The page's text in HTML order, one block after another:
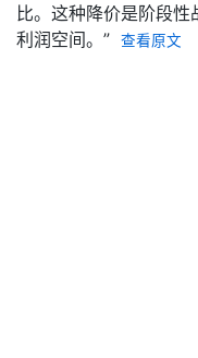
比。这种降价是阶段
利润空间。”
查看原文